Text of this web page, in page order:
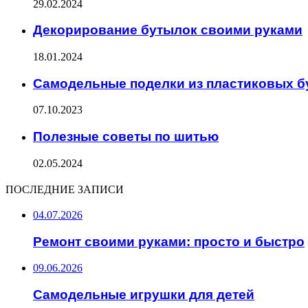
29.02.2024
Декорирование бутылок своими руками
18.01.2024
Самодельные поделки из пластиковых
07.10.2023
Полезные советы по шитью
02.05.2024
ПОСЛЕДНИЕ ЗАПИСИ
04.07.2026
Ремонт своими руками: просто и быстро
09.06.2026
Самодельные игрушки для детей